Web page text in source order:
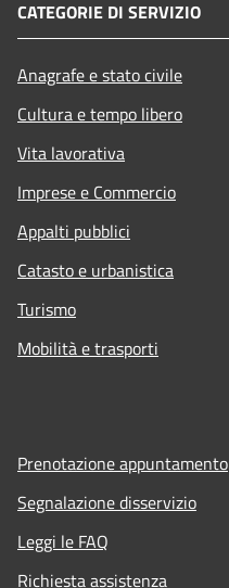
CATEGORIE DI SERVIZIO
Anagrafe e stato civile
Cultura e tempo libero
Vita lavorativa
Imprese e Commercio
Appalti pubblici
Catasto e urbanistica
Turismo
Mobilità e trasporti
Prenotazione appuntamento
Segnalazione disservizio
Leggi le FAQ
Richiesta assistenza